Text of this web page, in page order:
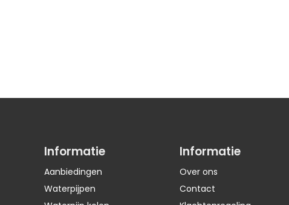
Informatie
Aanbiedingen
Waterpijpen
Informatie
Over ons
Contact